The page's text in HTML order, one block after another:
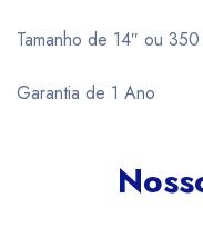
Tamanho de 14″ ou 350
Garantia de 1 Ano